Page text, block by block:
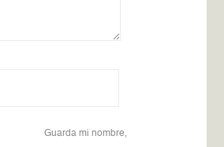
Guarda mi nombre,